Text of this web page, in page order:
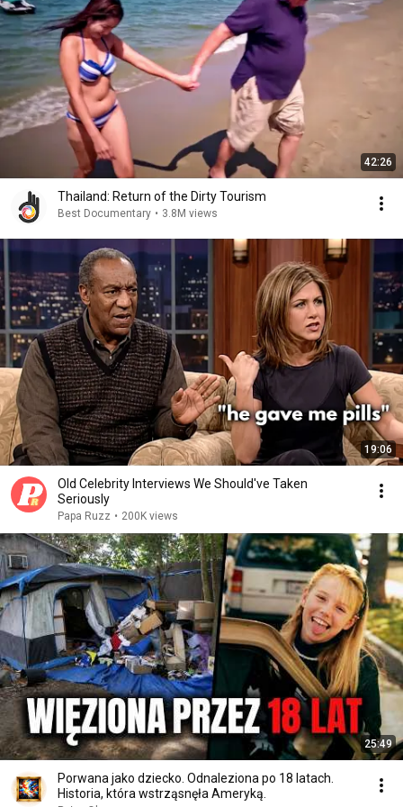
42:26
Thailand: Return of the Dirty Tourism
Best Documentary • 3.8M views
19:06
Old Celebrity Interviews We Should've Taken
Seriously
Papa Ruzz • 200K views
25:49
Porwana jako dziecko. Odnaleziona po 18 latach.
Historia, która wstrząsnęła Ameryką.